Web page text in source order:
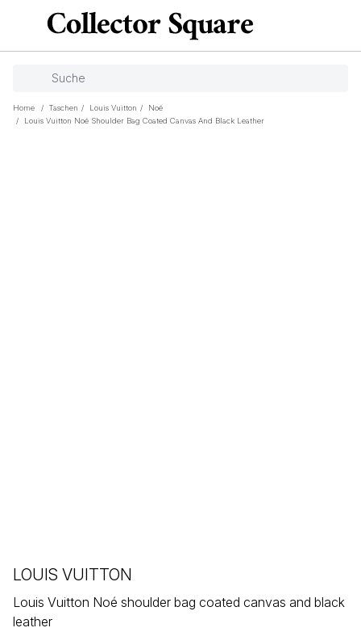
Home / Taschen / Louis Vuitton /
Noé
/
Louis Vuitton Noé Shoulder Bag Coated Canvas And Black Leather
LOUIS VUITTON
Louis Vuitton Noé shoulder bag coated canvas and black
leather